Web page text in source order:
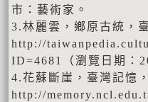
市：藝術家。
3.林麗雲，鄉原古統，
http://
ID=4681（瀏覽日期：
4.花蘇斷崖，臺灣記憶
http://